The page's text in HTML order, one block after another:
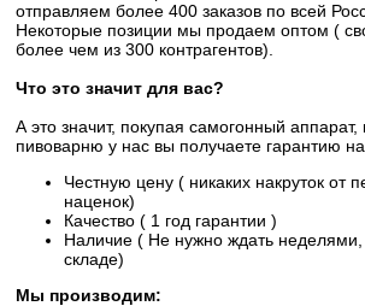
отправляем более 400 заказов по всей
Некоторые позиции мы продаем оптом (
более чем из 300 контрагентов).
Что это значит для вас?
А это значит, покупая самогонный
пивоварню у нас вы получаете гарантию
Честную цену ( никаких накруток от
наценок)
Качество ( 1 год гарантии )
Наличие ( Не нужно ждать неделями,
складе)
Мы производим: